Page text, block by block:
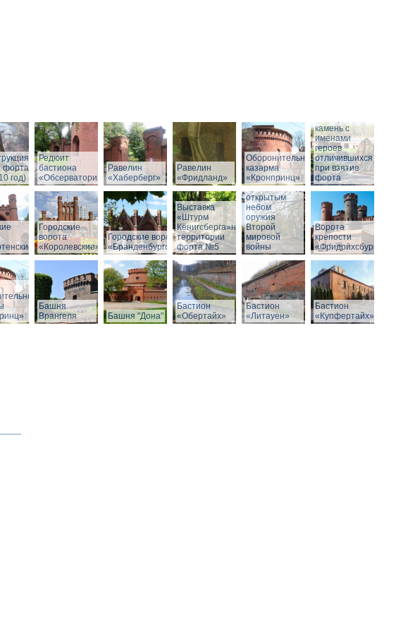
форта
год)
Редюит
бастиона
«Обсерватория»
Равелин
«Хаберберг»
Равелин
«Фридланд»
Оборонительная
казарма
«Кронпринц»
камень с
именами
героев
отличившихся
при взятие
форта
Городские
ворота
«Королевские»
Городские ворота
«Бранденбургские»
Выставка
«Штурм
Кёнигсберга»на
территории
форта №5
Выставка под
открытым
небом
оружия
Второй
мировой
войны
Ворота
крепости
«Фридрихсбург»
Башня
Врангеля
Башня "Дона"
Бастион
«Обертайх»
Бастион
«Литауен»
Бастион
«Купфертайх»